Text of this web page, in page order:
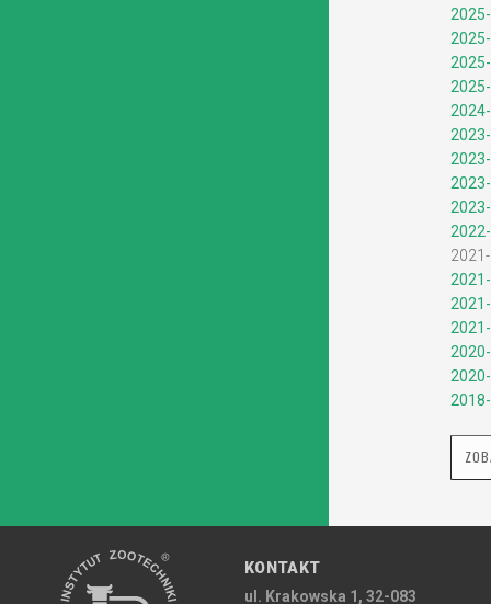
KONTAKT
ul. Krakowska 1, 32-083